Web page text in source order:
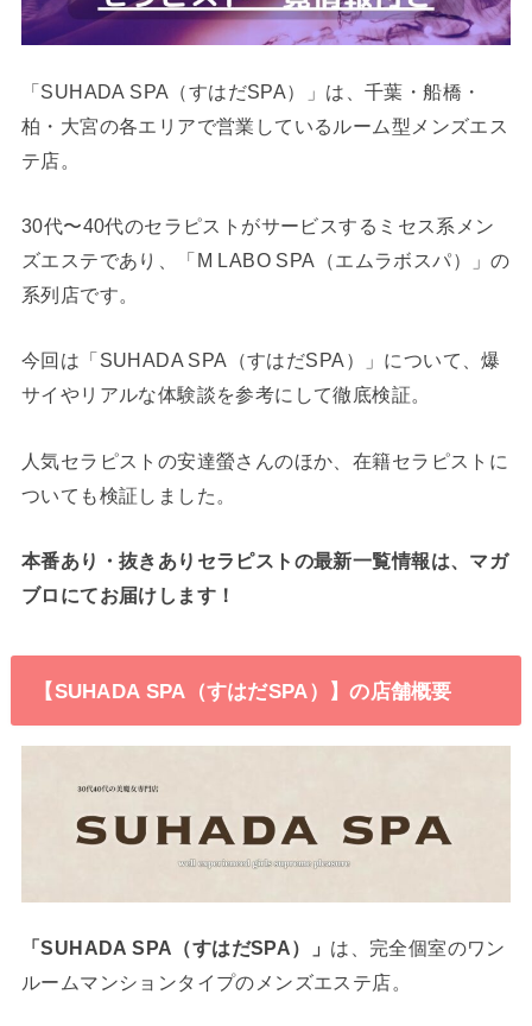
「SUHADA SPA（すはだSPA）」は、千葉・船橋・
柏・大宮の各エリアで営業しているルーム型メンズエス
テ店。
30代〜40代のセラピストがサービスするミセス系メン
ズエステであり、「M LABO SPA（エムラボスパ）」の
系列店です。
今回は「SUHADA SPA（すはだSPA）」について、爆
サイやリアルな体験談を参考にして徹底検証。
人気セラピストの安達螢さんのほか、在籍セラピストに
ついても検証しました。
本番あり・抜きありセラピストの最新一覧情報は、マガ
ブロにてお届けします！
【SUHADA SPA（すはだSPA）】の店舗概要
「SUHADA SPA（すはだSPA）」 は、完全個室のワン
ルームマンションタイプのメンズエステ店。